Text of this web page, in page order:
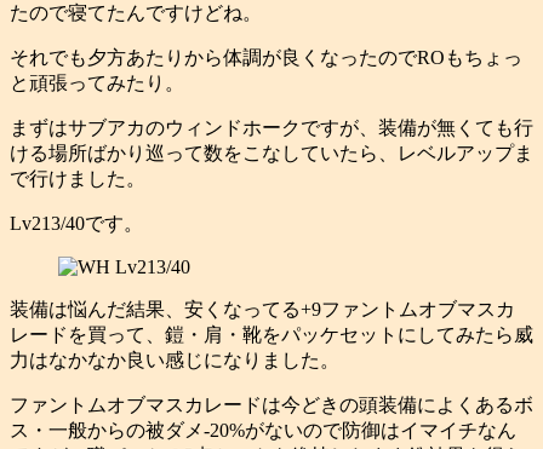
たので寝てたんですけどね。
それでも夕方あたりから体調が良くなったのでROもちょっ
と頑張ってみたり。
まずはサブアカのウィンドホークですが、装備が無くても行
ける場所ばかり巡って数をこなしていたら、レベルアップま
で行けました。
Lv213/40です。
装備は悩んだ結果、安くなってる+9ファントムオブマスカ
レードを買って、鎧・肩・靴をパッケセットにしてみたら威
力はなかなか良い感じになりました。
ファントムオブマスカレードは今どきの頭装備によくあるボ
ス・一般からの被ダメ-20%がないので防御はイマイチなん